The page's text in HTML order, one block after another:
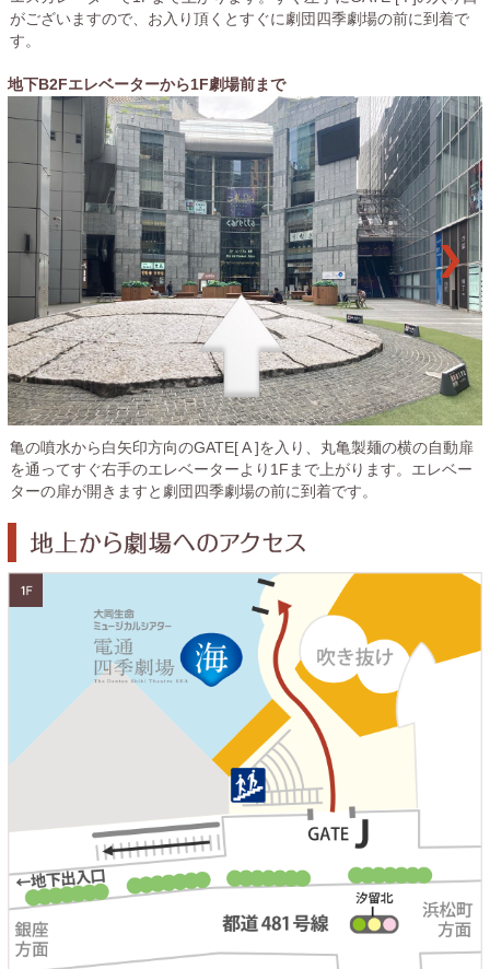
がございますので、お入り頂くとすぐに劇団四季劇場の前に到着で
す。
地下B2Fエレベーターから1F劇場前まで
亀の噴水から白矢印方向のGATE[ A ]を入り、丸亀製麺の横の自動扉
を通ってすぐ右手のエレベーターより1Fまで上がります。エレベー
ターの扉が開きますと劇団四季劇場の前に到着です。